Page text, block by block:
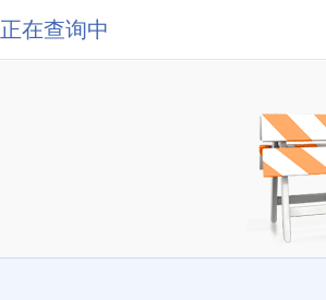
正在查询中